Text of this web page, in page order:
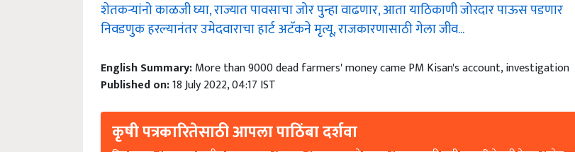
निवडणुक हरल्यानंतर उमेदवाराचा हार्ट अटॅकने मृत्यू, राजकारणासाठी गेला जीव...
English Summary: More than 9000 dead farmers' money came PM Kisan's account, investigation
Published on:18 July 2022, 04:17 IST
कृषी पत्रकारितेसाठी आपला पाठिंबा दर्शवा
प्रिय वाचक, आमच्यात सामील झाल्याबद्दल धन्यवाद. आपल्यासारखे वाचक आमच्यासाठी कृषी पत्रकारितेसाठी प्रेरणा आहेत.